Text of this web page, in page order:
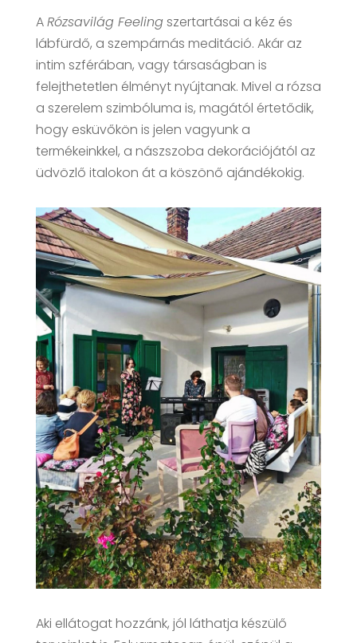
ARózsavilág Feelingszertartásai a kéz és
lábfürdő, a szempárnás meditáció. Akár az
intim szférában, vagy társaságban is
felejthetetlen élményt nyújtanak. Mivel a rózsa
a szerelem szimbóluma is, magától értetődik,
hogy esküvőkön is jelen vagyunk a
termékeinkkel, a nászszoba dekorációjától az
üdvözlő italokon át a köszönő ajándékokig.
Aki ellátogat hozzánk, jól láthatja készülő